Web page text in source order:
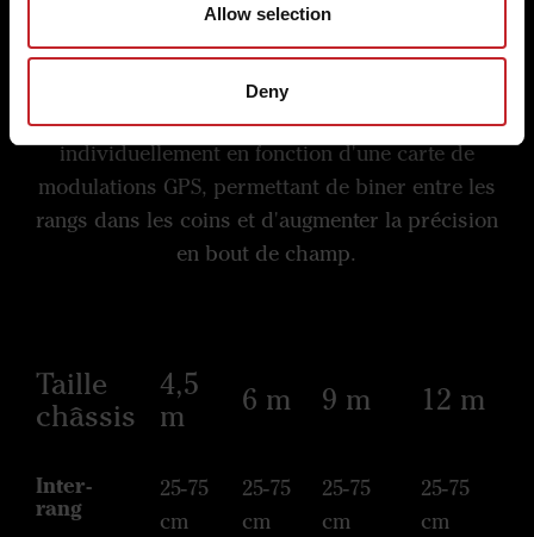
Allow selection
Deny
Coupure de sections pour une
précision accrue
Tous les éléments de binage peuvent être relevés
individuellement en fonction d'une carte de
modulations GPS, permettant de biner entre les
rangs dans les coins et d'augmenter la précision
en bout de champ.
Taille
châssis
4,5
m
6 m 9 m 12 m
Inter-
rang
25-75
cm
25-75
cm
25-75
cm
25-75
cm